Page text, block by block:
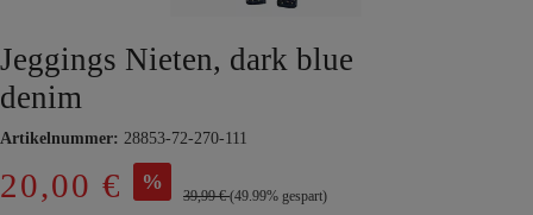
Jeggings Nieten, dark blue
denim
Artikelnummer: 28853-72-270-111
20,00 € %
39,99 €(49.99% gespart)